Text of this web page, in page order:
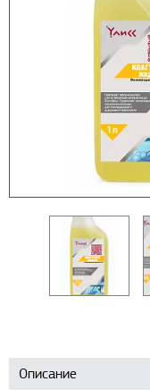
Описание